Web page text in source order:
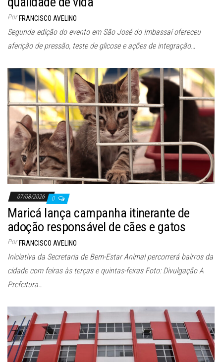
Por FRANCISCO AVELINO
Segunda edição do evento em São José do Imbassaí ofereceu
aferição de pressão, teste de glicose e ações de integração…
07/08/2026 0
Maricá lança campanha itinerante de
adoção responsável de cães e gatos
Por FRANCISCO AVELINO
Iniciativa da Secretaria de Bem-Estar Animal percorrerá bairros da
cidade com feiras às terças e quintas-feiras Foto: Divulgação A
Prefeitura…